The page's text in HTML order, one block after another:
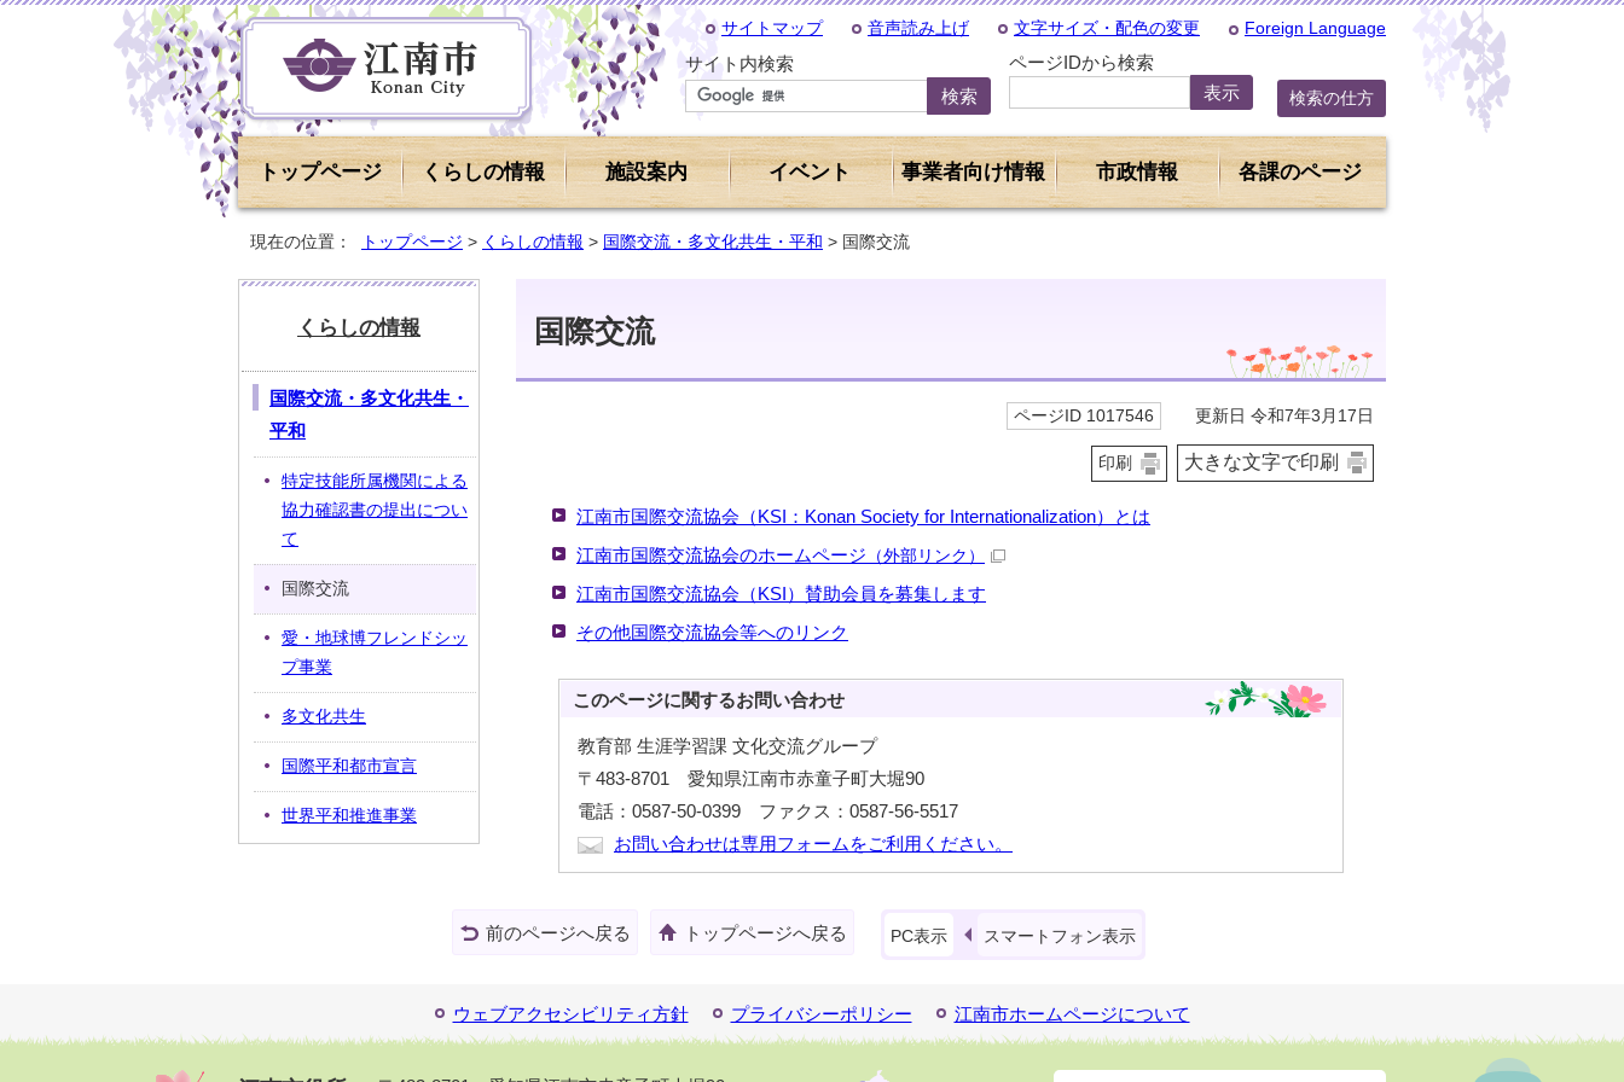
サイトマップ 音声読み上げ 文字サイズ・配色の変更 Foreign Language
サイト内検索 ページIDから検索
検索の仕方
トップページ くらしの情報 施設案内 イベント 事業者向け情報 市政情報 各課のページ
現在の位置： トップページ > くらしの情報 > 国際交流・多文化共生・平和 > 国際交流
国際交流
ページID 1017546 更新日 令和7年3月17日
印刷 大きな文字で印刷
江南市国際交流協会（KSI：Konan Society for Internationalization）とは
江南市国際交流協会のホームページ （外部リンク）
江南市国際交流協会（KSI）賛助会員を募集します
その他国際交流協会等へのリンク
このページに関するお問い合わせ
教育部 生涯学習課 文化交流グループ
〒483-8701 愛知県江南市赤童子町大堀90
電話：0587-50-0399 ファクス：0587-56-5517
お問い合わせは専用フォームをご利用ください。
くらしの情報
国際交流・多文化共生・
平和
特定技能所属機関による
協力確認書の提出につい
て
国際交流
愛・地球博フレンドシッ
プ事業
多文化共生
国際平和都市宣言
世界平和推進事業
前のページへ戻る トップページへ戻る PC表示 スマートフォン表示
ウェブアクセシビリティ方針 プライバシーポリシー 江南市ホームページについて